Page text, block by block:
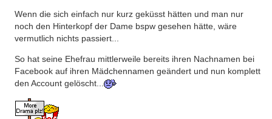
Wenn die sich einfach nur kurz geküsst hätten und man nur
noch den Hinterkopf der Dame bspw gesehen hätte, wäre
vermutlich nichts passiert...
So hat seine Ehefrau mittlerweile bereits ihren Nachnamen bei
Facebook auf ihren Mädchennamen geändert und nun komplett
den Account gelöscht...